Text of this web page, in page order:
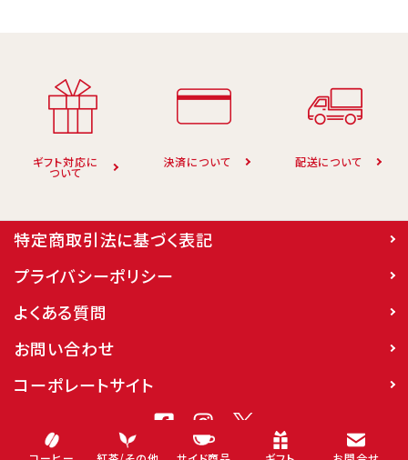
ギフト対応に
ついて
決済について 配送について
特定商取引法に基づく表記
プライバシーポリシー
よくある質問
お問い合わせ
コーポレートサイト
© 2024 CAPITAL. All rights Reserved.